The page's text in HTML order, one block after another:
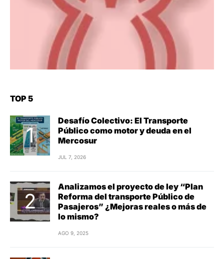
TOP 5
Desafío Colectivo: El Transporte
Público como motor y deuda en el
Mercosur
JUL 7, 2026
Analizamos el proyecto de ley “Plan
Reforma del transporte Público de
Pasajeros” ¿Mejoras reales o más de
lo mismo?
AGO 9, 2025